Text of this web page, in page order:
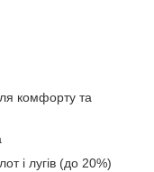
комфорту та
і лугів (до 20%)